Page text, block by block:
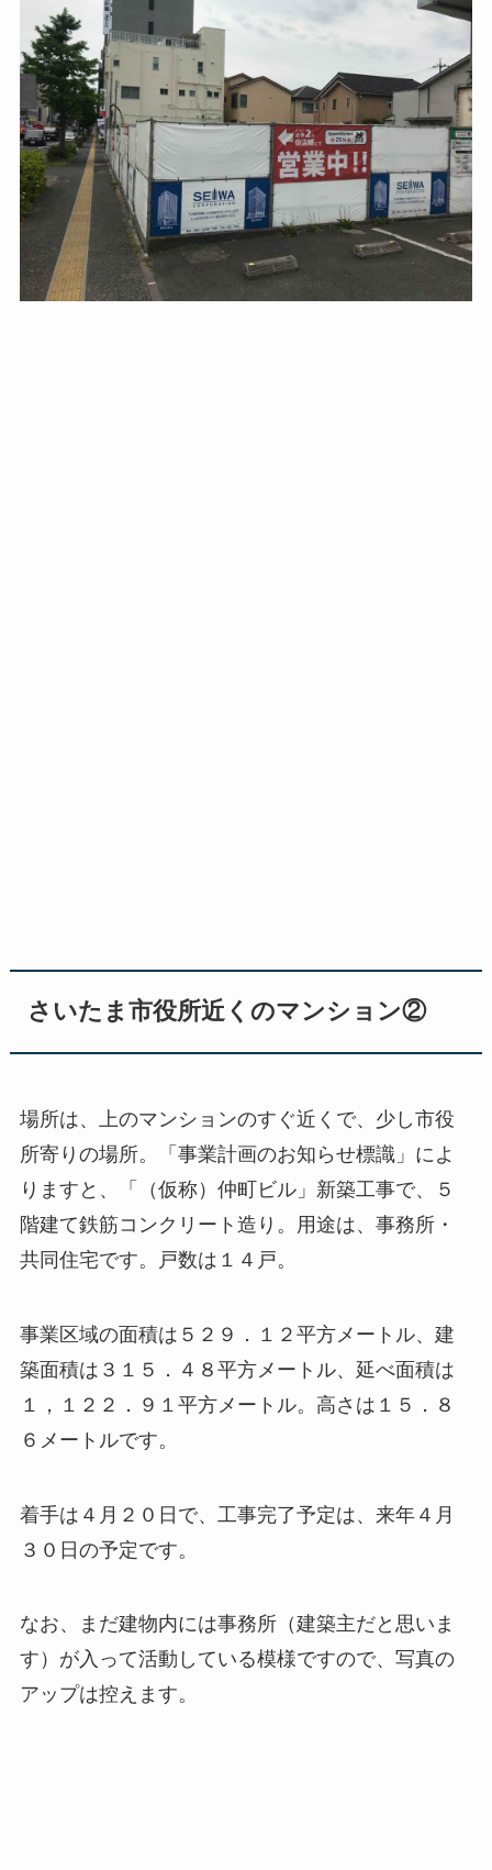
さいたま市役所近くのマンション②
場所は、上のマンションのすぐ近くで、少し市役
所寄りの場所。「事業計画のお知らせ標識」によ
りますと、「（仮称）仲町ビル」新築工事で、５
階建て鉄筋コンクリート造り。用途は、事務所・
共同住宅です。戸数は１４戸。
事業区域の面積は５２９．１２平方メートル、建
築面積は３１５．４８平方メートル、延べ面積は
１，１２２．９１平方メートル。高さは１５．８
６メートルです。
着手は４月２０日で、工事完了予定は、来年４月
３０日の予定です。
なお、まだ建物内には事務所（建築主だと思いま
す）が入って活動している模様ですので、写真の
アップは控えます。